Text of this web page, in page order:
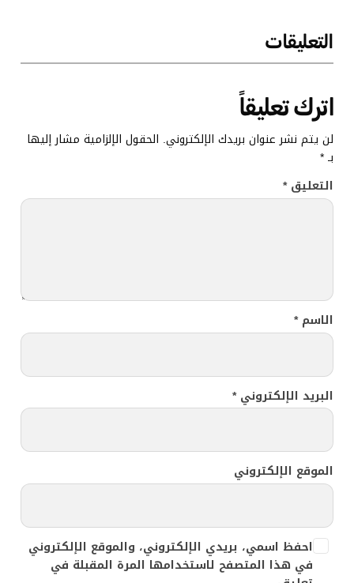
التعليقات
اترك تعليقاً
لن يتم نشر عنوان بريدك الإلكتروني. الحقول الإلزامية مشار إليها
بـ*
التعليق*
الاسم*
البريد الإلكتروني*
الموقع الإلكتروني
احفظ اسمي، بريدي الإلكتروني، والموقع الإلكتروني
في هذا المتصفح لاستخدامها المرة المقبلة في